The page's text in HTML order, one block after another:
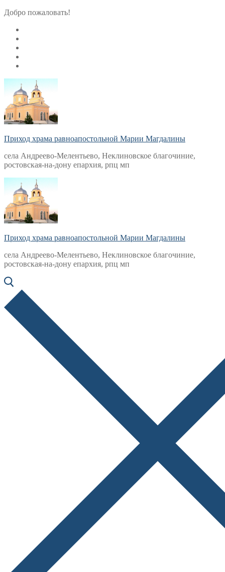
Перейти
содержимому
Меню
Закрыть
Добро пожаловать!
Приход храма равноапостольной Марии Магдалины
села Андреево-Мелентьево, Неклиновское благочиние,
ростовская-на-дону епархия, рпц мп
Приход храма равноапостольной Марии Магдалины
села Андреево-Мелентьево, Неклиновское благочиние,
ростовская-на-дону епархия, рпц мп